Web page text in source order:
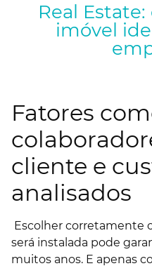
Real
imóvel
Fatores
cliente e
analisados
Escolher corretamente
será instalada pode
muitos anos. E apenas